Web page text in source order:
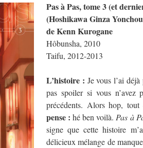
Pas à Pas, tome 3(et
(Hoshikawa Ginza
de Kenn Kurogane
Hôbunsha, 2010
Taifu, 2012-2013
L’histoire : Je vous l’ai
pas spoiler si vous n’avez
précédents. Alors hop, tout
pense : hé ben voilà.Pas à
signe que cette histoire
délicieux mélange de